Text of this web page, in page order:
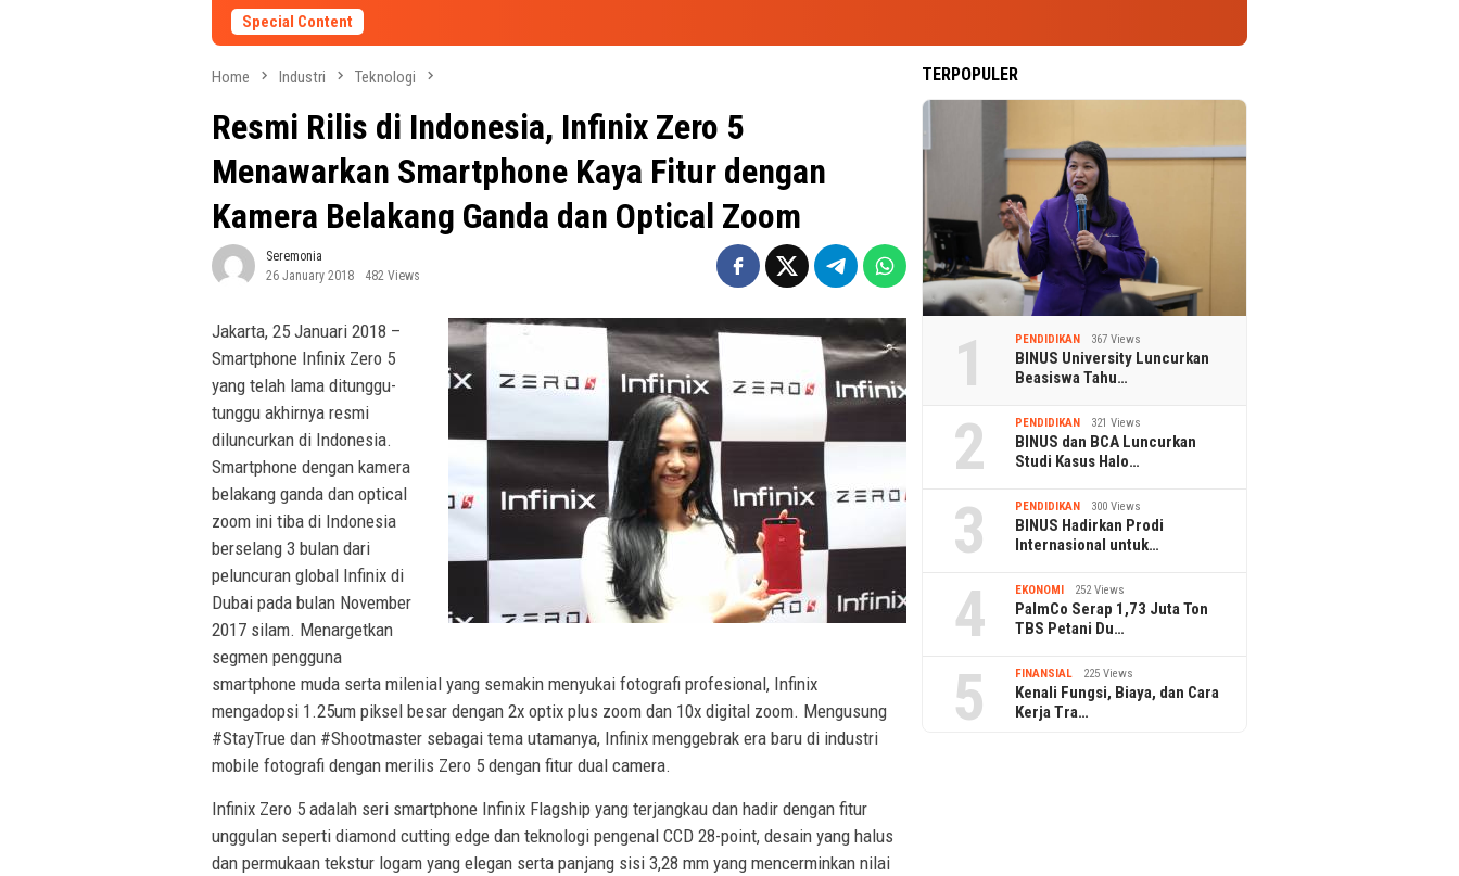
Special Content
Home Industri Teknologi
Resmi Rilis di Indonesia, Infinix Zero 5
Menawarkan Smartphone Kaya Fitur dengan
Kamera Belakang Ganda dan Optical Zoom
Seremonia
26 January 2018
482 Views
Jakarta, 25 Januari 2018 –
Smartphone Infinix Zero 5
yang telah lama ditunggu-
tunggu akhirnya resmi
diluncurkan di Indonesia.
Smartphone dengan kamera
belakang ganda dan optical
zoom ini tiba di Indonesia
berselang 3 bulan dari
peluncuran global Infinix di
Dubai pada bulan November
2017 silam. Menargetkan
segmen pengguna
smartphone muda serta milenial yang semakin menyukai fotografi profesional, Infinix
mengadopsi 1.25um piksel besar dengan 2x optix plus zoom dan 10x digital zoom. Mengusung
#StayTrue dan #Shootmaster sebagai tema utamanya, Infinix menggebrak era baru di industri
mobile fotografi dengan merilis Zero 5 dengan fitur dual camera.
Infinix Zero 5 adalah seri smartphone Infinix Flagship yang terjangkau dan hadir dengan fitur
unggulan seperti diamond cutting edge dan teknologi pengenal CCD 28-point, desain yang halus
dan permukaan tekstur logam yang elegan serta panjang sisi 3,28 mm yang mencerminkan nilai
TERPOPULER
1 PENDIDIKAN 367 Views
BINUS University Luncurkan
Beasiswa Tahu…
2 PENDIDIKAN 321 Views
BINUS dan BCA Luncurkan
Studi Kasus Halo…
3 PENDIDIKAN 300 Views
BINUS Hadirkan Prodi
Internasional untuk…
4 EKONOMI 252 Views
PalmCo Serap 1,73 Juta Ton
TBS Petani Du…
5 FINANSIAL 225 Views
Kenali Fungsi, Biaya, dan Cara
Kerja Tra…